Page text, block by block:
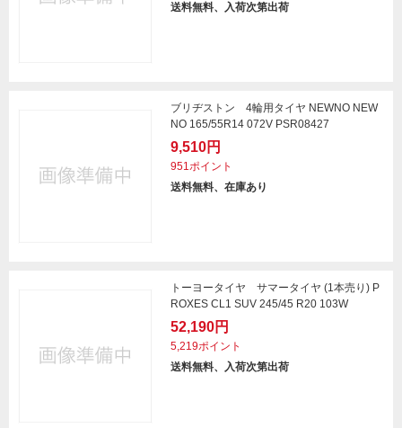
送料無料、入荷次第出荷
ブリヂストン 4輪用タイヤ NEWNO NEW
NO 165/55R14 072V PSR08427
9,510円
951ポイント
送料無料、在庫あり
トーヨータイヤ サマータイヤ (1本売り) P
ROXES CL1 SUV 245/45 R20 103W
52,190円
5,219ポイント
送料無料、入荷次第出荷